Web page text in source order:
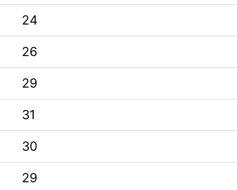
24
26
29
31
30
29